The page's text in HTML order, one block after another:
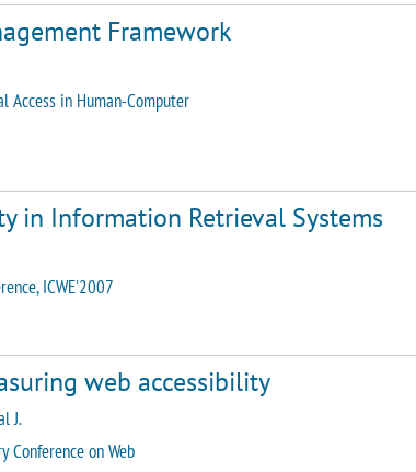
Framework
Access in Human-Computer
in Information Retrieval Systems
ICWE'2007
web accessibility
J.
on Web